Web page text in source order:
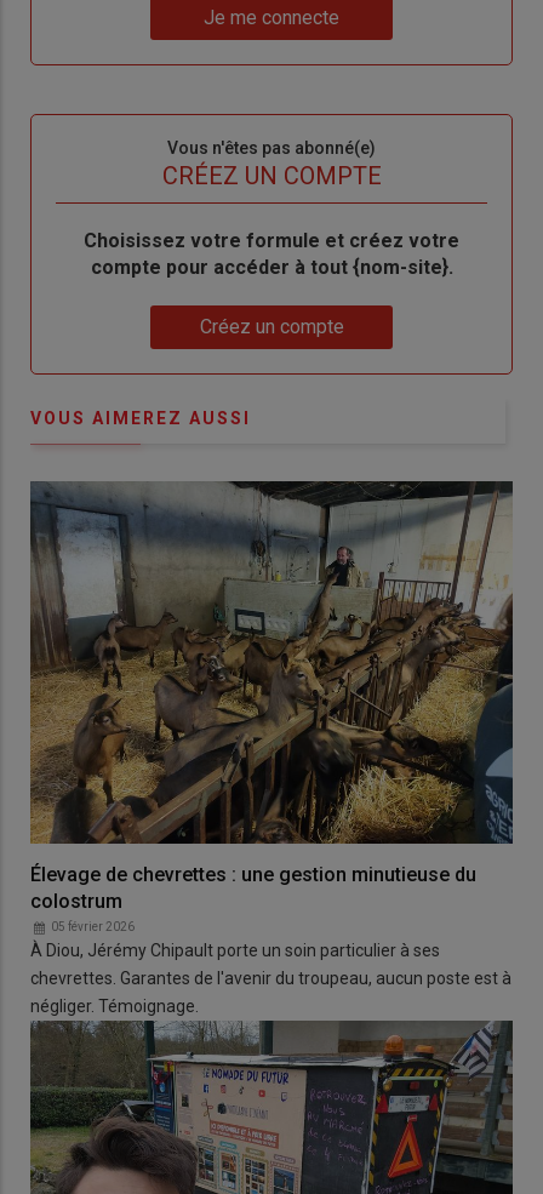
de
me
Je me connecte
Vous n'êtes pas abonné(e)
CRÉEZ UN COMPTE
BodyChoisissez votre formule et créez votre
compte pour accéder à tout {nom-site}.
Créez un compte
VOUS AIMEREZ AUSSI
Élevage de chevrettes : une gestion minutieuse du
colostrum
05 février 2026
À Diou, Jérémy Chipault porte un soin particulier à ses
chevrettes. Garantes de l'avenir du troupeau, aucun poste est à
négliger. Témoignage.